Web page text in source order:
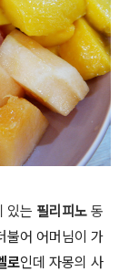
있는 필리피노 동
불어 어머님이 가
로인데 자몽의 사